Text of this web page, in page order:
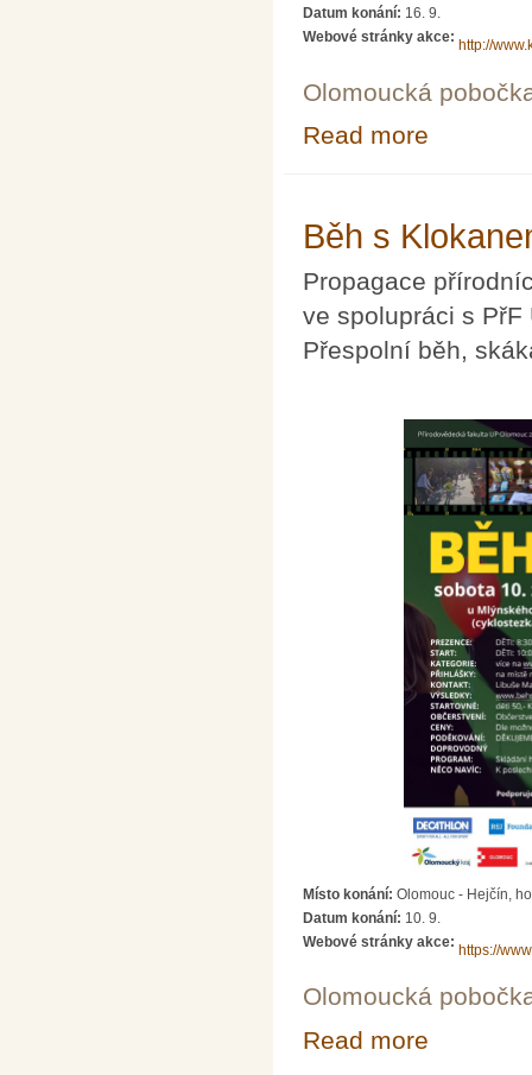
Datum konání: 16. 9.
Webové stránky akce:
http://
Olomoucká
Read more
Běh s
Propagace
ve spolupráci s
Přespolní běh,
Místo konání: Olomouc - Hejčín,
Datum konání: 10. 9.
Webové stránky akce:
https://
Olomoucká
Read more